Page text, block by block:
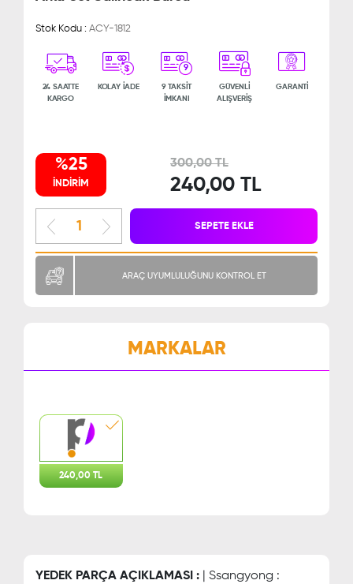
Stok Kodu : ACY-1812
24 SAATTE
KARGO
KOLAY İADE
9
9 TAKSİT
İMKANI
GÜVENLİ
ALIŞVERİŞ
GARANTİ
%25
İNDİRİM
300,00 TL
240,00 TL
SEPETE EKLE
ARAÇ UYUMLULUĞUNU KONTROL ET
MARKALAR
240,00 TL
YEDEK PARÇA AÇIKLAMASI : | Ssangyong :